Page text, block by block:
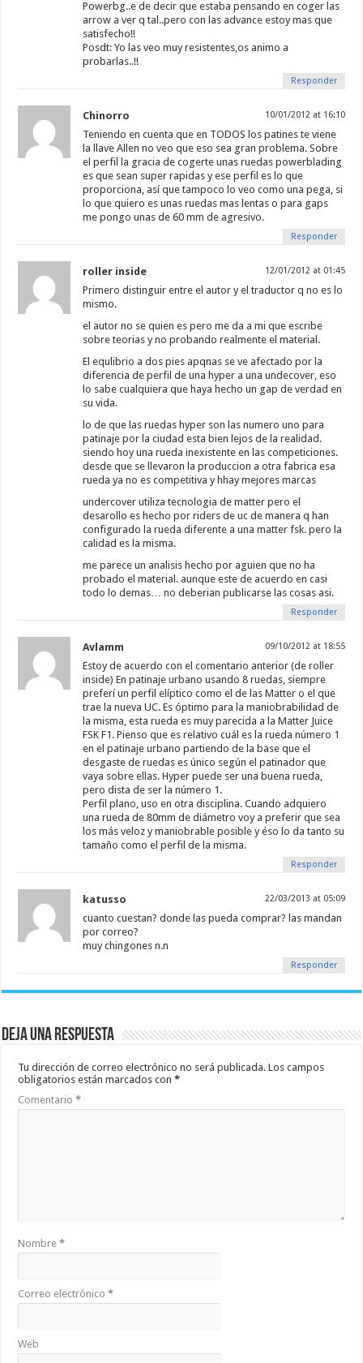
Powerbg..e de decir que estaba pensando en coger las
arrow a ver q tal..pero con las advance estoy mas que
satisfecho!!
Posdt: Yo las veo muy resistentes,os animo a
probarlas..!!
Responder
Chinorro 10/01/2012 at 16:10
Teniendo en cuenta que en TODOS los patines te viene
la llave Allen no veo que eso sea gran problema. Sobre
el perfil la gracia de cogerte unas ruedas powerblading
es que sean super rapidas y ese perfil es lo que
proporciona, así que tampoco lo veo como una pega, si
lo que quiero es unas ruedas mas lentas o para gaps
me pongo unas de 60 mm de agresivo.
Responder
roller inside 12/01/2012 at 01:45
Primero distinguir entre el autor y el traductor q no es lo
mismo.
el autor no se quien es pero me da a mi que escribe
sobre teorias y no probando realmente el material.
El equlibrio a dos pies apqnas se ve afectado por la
diferencia de perfil de una hyper a una undecover, eso
lo sabe cualquiera que haya hecho un gap de verdad en
su vida.
lo de que las ruedas hyper son las numero uno para
patinaje por la ciudad esta bien lejos de la realidad.
siendo hoy una rueda inexistente en las competiciones.
desde que se llevaron la produccion a otra fabrica esa
rueda ya no es competitiva y hhay mejores marcas
undercover utiliza tecnologia de matter pero el
desarollo es hecho por riders de uc de manera q han
configurado la rueda diferente a una matter fsk. pero la
calidad es la misma.
me parece un analisis hecho por aguien que no ha
probado el material. aunque este de acuerdo en casi
todo lo demas… no deberian publicarse las cosas asi.
Responder
Avlamm 09/10/2012 at 18:55
Estoy de acuerdo con el comentario anterior (de roller
inside) En patinaje urbano usando 8 ruedas, siempre
preferí un perfil elíptico como el de las Matter o el que
trae la nueva UC. Es óptimo para la maniobrabilidad de
la misma, esta rueda es muy parecida a la Matter Juice
FSK F1. Pienso que es relativo cuál es la rueda número 1
en el patinaje urbano partiendo de la base que el
desgaste de ruedas es único según el patinador que
vaya sobre ellas. Hyper puede ser una buena rueda,
pero dista de ser la número 1.
Perfil plano, uso en otra disciplina. Cuando adquiero
una rueda de 80mm de diámetro voy a preferir que sea
los más veloz y maniobrable posible y éso lo da tanto su
tamaño como el perfil de la misma.
Responder
katusso 22/03/2013 at 05:09
cuanto cuestan? donde las pueda comprar? las mandan
por correo?
muy chingones n.n
Responder
Deja una respuesta
Tu dirección de correo electrónico no será publicada. Los campos
obligatorios están marcados con*
Comentario*
Nombre*
Correo electrónico*
Web